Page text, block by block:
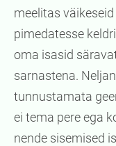
meelitas
pimedatesse
oma isasid
sarnastena.
tunnustamata
ei tema pere ega
nende sisemised